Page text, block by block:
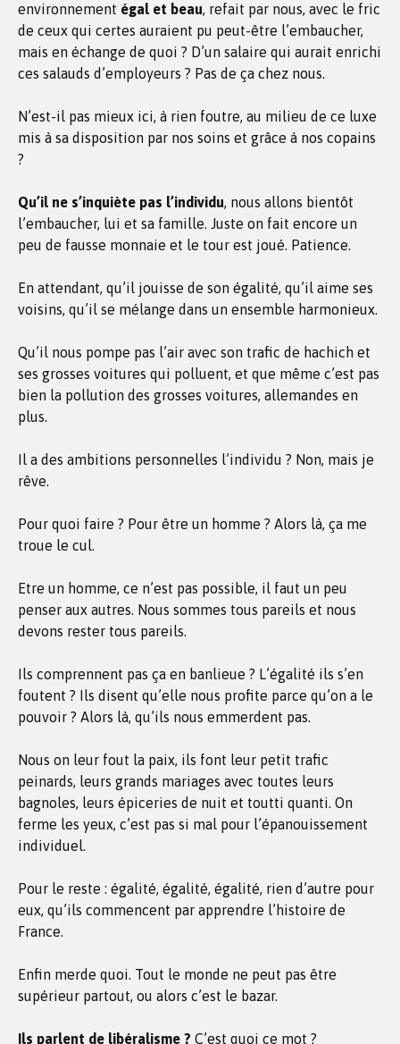
environnement égal et beau, refait par nous, avec le fric
de ceux qui certes auraient pu peut-être l’embaucher,
mais en échange de quoi ? D’un salaire qui aurait enrichi
ces salauds d’employeurs ? Pas de ça chez nous.
N’est-il pas mieux ici, à rien foutre, au milieu de ce luxe
mis à sa disposition par nos soins et grâce à nos copains
?
Qu’il ne s’inquiète pas l’individu, nous allons bientôt
l’embaucher, lui et sa famille. Juste on fait encore un
peu de fausse monnaie et le tour est joué. Patience.
En attendant, qu’il jouisse de son égalité, qu’il aime ses
voisins, qu’il se mélange dans un ensemble harmonieux.
Qu’il nous pompe pas l’air avec son trafic de hachich et
ses grosses voitures qui polluent, et que même c’est pas
bien la pollution des grosses voitures, allemandes en
plus.
Il a des ambitions personnelles l’individu ? Non, mais je
rêve.
Pour quoi faire ? Pour être un homme ? Alors là, ça me
troue le cul.
Etre un homme, ce n’est pas possible, il faut un peu
penser aux autres. Nous sommes tous pareils et nous
devons rester tous pareils.
Ils comprennent pas ça en banlieue ? L’égalité ils s’en
foutent ? Ils disent qu’elle nous profite parce qu’on a le
pouvoir ? Alors là, qu’ils nous emmerdent pas.
Nous on leur fout la paix, ils font leur petit trafic
peinards, leurs grands mariages avec toutes leurs
bagnoles, leurs épiceries de nuit et toutti quanti. On
ferme les yeux, c’est pas si mal pour l’épanouissement
individuel.
Pour le reste : égalité, égalité, égalité, rien d’autre pour
eux, qu’ils commencent par apprendre l’histoire de
France.
Enfin merde quoi. Tout le monde ne peut pas être
supérieur partout, ou alors c’est le bazar.
Ils parlent de libéralisme ? C’est quoi ce mot ?